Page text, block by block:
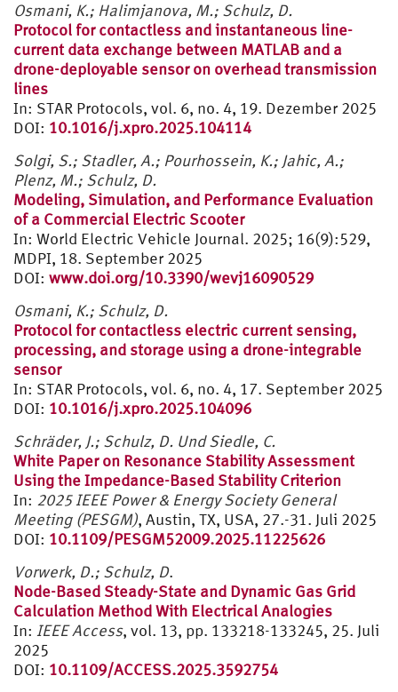
Osmani, K.; Halimjanova, M.; Schulz, D.
Protocol for contactless and instantaneous line-
current data exchange between MATLAB and a
drone-deployable sensor on overhead transmission
lines
In: STAR Protocols, vol. 6, no. 4, 19. Dezember 2025
DOI: 10.1016/j.xpro.2025.104114
Solgi, S.; Stadler, A.; Pourhossein, K.; Jahic, A.;
Plenz, M.; Schulz, D.
Modeling, Simulation, and Performance Evaluation
of a Commercial Electric Scooter
In: World Electric Vehicle Journal. 2025; 16(9):529,
MDPI, 18. September 2025
DOI: www.doi.org/10.3390/wevj16090529
Osmani, K.; Schulz, D.
Protocol for contactless electric current sensing,
processing, and storage using a drone-integrable
sensor
In: STAR Protocols, vol. 6, no. 4, 17. September 2025
DOI: 10.1016/j.xpro.2025.104096
Schräder, J.; Schulz, D. Und Siedle, C.
White Paper on Resonance Stability Assessment
Using the Impedance-Based Stability Criterion
In: 2025 IEEE Power & Energy Society General
Meeting (PESGM), Austin, TX, USA, 27.-31. Juli 2025
DOI: 10.1109/PESGM52009.2025.11225626
Vorwerk, D.; Schulz, D.
Node-Based Steady-State and Dynamic Gas Grid
Calculation Method With Electrical Analogies
In: IEEE Access, vol. 13, pp. 133218-133245, 25. Juli
2025
DOI: 10.1109/ACCESS.2025.3592754